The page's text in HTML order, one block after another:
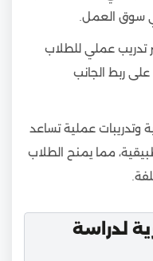
سوق العمل.
تدريب عملي للطلاب
ربط الجانب
وتدريبات عملية تساعد
مما يمنح الطلاب
لدراسة